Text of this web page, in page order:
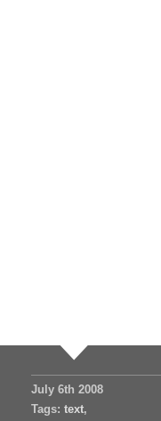
July 6th 2008
Tags: text,